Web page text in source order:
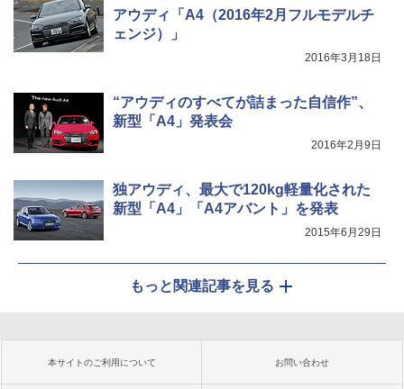
アウディ「A4（2016年2月フルモデルチ
ェンジ）」
2016年3月18日
“アウディのすべてが詰まった自信作”、
新型「A4」発表会
2016年2月9日
独アウディ、最大で120kg軽量化された
新型「A4」「A4アバント」を発表
2015年6月29日
もっと関連記事を見る
本サイトのご利用について お問い合わせ